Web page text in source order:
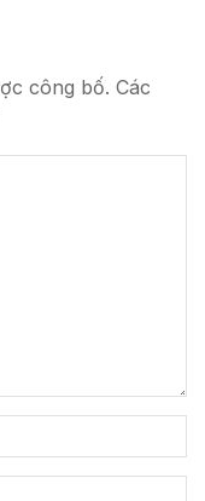
công bố. Các